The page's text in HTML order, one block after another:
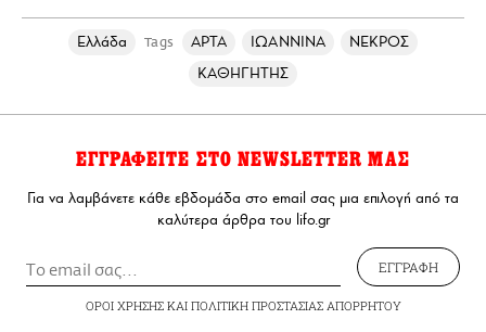
Ελλάδα Tags ΑΡΤΑ ΙΩΑΝΝΙΝΑ
ΝΕΚΡΟΣ
ΚΑΘΗΓΗΤΗΣ
ΕΓΓΡΑΦΕΙΤΕ ΣΤΟ NEWSLETTER ΜΑΣ
Για να λαμβάνετε κάθε εβδομάδα στο email σας μια επιλογή από τα
καλύτερα άρθρα του lifo.gr
ΕΓΓΡΑΦΗ
ΟΡΟΙ ΧΡΗΣΗΣΚΑΙ ΠΟΛΙΤΙΚΗ ΠΡΟΣΤΑΣΙΑΣ ΑΠΟΡΡΗΤΟΥ